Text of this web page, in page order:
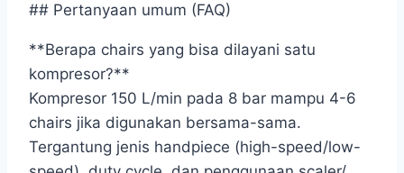
## Pertanyaan umum (FAQ)
**Berapa chairs yang bisa dilayani satu
kompresor?**
Kompresor 150 L/min pada 8 bar mampu 4-6
chairs jika digunakan bersama-sama.
Tergantung jenis handpiece (high-speed/low-